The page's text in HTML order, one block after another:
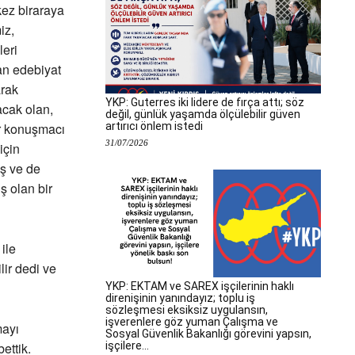
biraraya
edebiyat
olan,
ve de
olan bir
dedi ve
YKP: Guterres iki lidere de fırça attı; söz
değil, günlük yaşamda ölçülebilir güven
artırıcı önlem istedi
31/07/2026
YKP: EKTAM ve SAREX işçilerinin haklı
direnişinin yanındayız; toplu iş
sözleşmesi eksiksiz uygulansın,
işverenlere göz yuman Çalışma ve
Sosyal Güvenlik Bakanlığı görevini yapsın,
işçilere...